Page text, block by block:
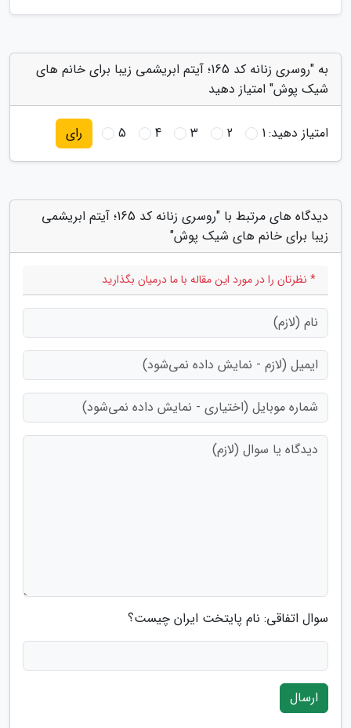
به "روسری زنانه کد 165؛ آیتم ابریشمی زیبا برای خانم های
شیک پوش" امتیاز دهید
امتیاز دهید:1
2
3
4
5 رای
دیدگاه های مرتبط با "روسری زنانه کد 165؛ آیتم ابریشمی
زیبا برای خانم های شیک پوش"
* نظرتان را در مورد این مقاله با ما درمیان بگذارید
سوال اتفاقی: نام پایتخت ایران چیست؟
ارسال